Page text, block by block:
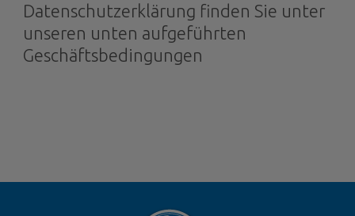
Datenschutzerklärung finden Sie unter
unseren unten aufgeführten
Geschäftsbedingungen